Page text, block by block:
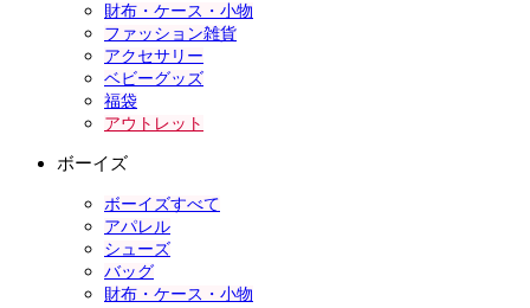
財布・ケース・小物
ファッション雑貨
アクセサリー
ベビーグッズ
福袋
アウトレット
ボーイズ
ボーイズすべて
アパレル
シューズ
バッグ
財布・ケース・小物